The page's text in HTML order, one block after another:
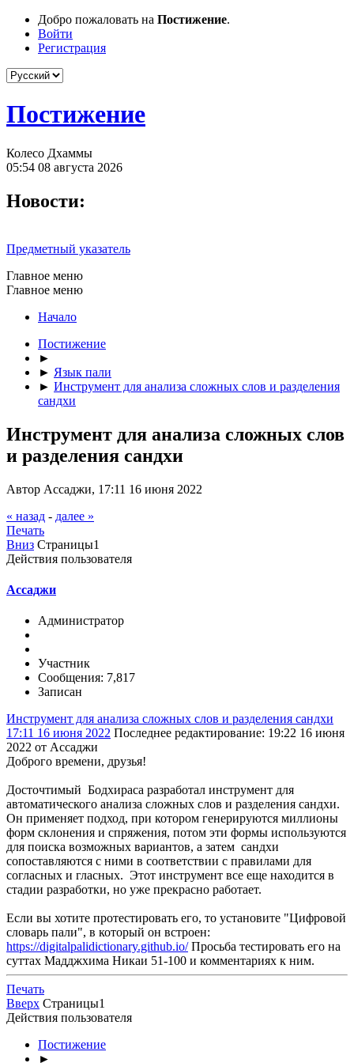
Добро пожаловать на Постижение.
Войти
Регистрация
Постижение
Колесо Дхаммы
05:54 08 августа 2026
Новости:
Предметный указатель
Главное меню
Главное меню
Начало
Постижение
►
► Язык пали
► Инструмент для анализа сложных слов и разделения
сандхи
Инструмент для анализа сложных слов
и разделения сандхи
Автор Ассаджи, 17:11 16 июня 2022
« назад - далее »
Печать
Вниз Страницы1
Действия пользователя
Ассаджи
Администратор
Участник
Сообщения: 7,817
Записан
Инструмент для анализа сложных слов и разделения сандхи
17:11 16 июня 2022 Последнее редактирование: 19:22 16 июня
2022 от Ассаджи
Доброго времени, друзья!
Досточтимый Бодхираса разработал инструмент для
автоматического анализа сложных слов и разделения сандхи.
Он применяет подход, при котором генерируются миллионы
форм склонения и спряжения, потом эти формы используются
для поиска возможных вариантов, а затем сандхи
сопоставляются с ними в соответствии с правилами для
согласных и гласных. Этот инструмент все еще находится в
стадии разработки, но уже прекрасно работает.
Если вы хотите протестировать его, то установите "Цифровой
словарь пали", в который он встроен:
https://digitalpalidictionary.github.io/Просьба тестировать его на
суттах Мадджхима Никаи 51-100 и комментариях к ним.
Печать
Вверх Страницы1
Действия пользователя
Постижение
►